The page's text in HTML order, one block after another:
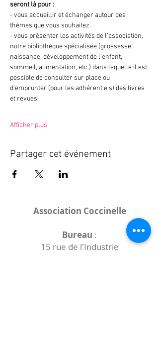
seront là pour :
- vous accueillir et échanger autour des
thèmes que vous souhaitez.
- vous présenter les activités de l’association,
notre bibliothèque spécialisée (grossesse,
naissance, développement de l'enfant,
sommeil, alimentation, etc.) dans laquelle il est
possible de consulter sur place ou
d'emprunter (pour les adhérent.e.s) des livres
et revues.
Afficher plus
Partager cet événement
Association Coccinelle
Bureau :
15 rue de l'Industrie